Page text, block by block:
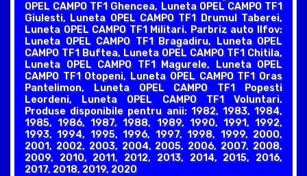
OPEL CAMPO TF1 Ghencea, Luneta OPEL CAMPO TF1
Giulesti, Luneta OPEL CAMPO TF1 Drumul Taberei,
Luneta OPEL CAMPO TF1 Militari. Parbriz auto Ilfov:
Luneta OPEL CAMPO TF1 Bragadiru, Luneta OPEL
CAMPO TF1 Buftea, Luneta OPEL CAMPO TF1 Chitila,
Luneta OPEL CAMPO TF1 Magurele, Luneta OPEL
CAMPO TF1 Otopeni, Luneta OPEL CAMPO TF1 Oras
Pantelimon, Luneta OPEL CAMPO TF1 Popesti
Leordeni, Luneta OPEL CAMPO TF1 Voluntari.
Produse disponibile pentru anii: 1982, 1983, 1984,
1985, 1986, 1987, 1988, 1989, 1990, 1991, 1992,
1993, 1994, 1995, 1996, 1997, 1998, 1999, 2000,
2001, 2002, 2003, 2004, 2005, 2006, 2007, 2008,
2009, 2010, 2011, 2012, 2013, 2014, 2015, 2016,
2017, 2018, 2019, 2020